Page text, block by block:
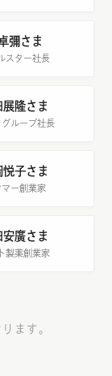
彌さま
スター社長
展隆さま
グループ社長
悦子さま
マー創業家
安廣さま
製薬創業家
ます。